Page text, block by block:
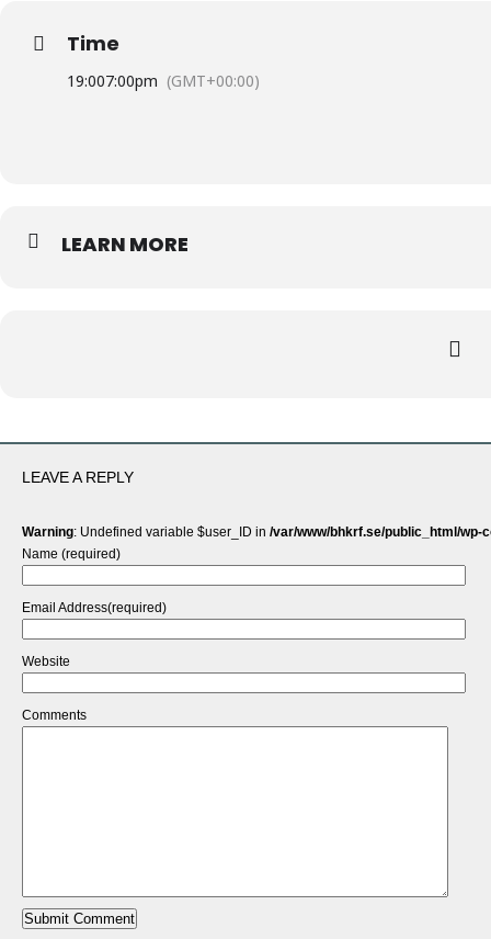
Time
19:007:00pm (GMT+00:00)
LEARN MORE
LEAVE A REPLY
Warning: Undefined variable $user_ID in /var/www/bhkrf.se/public_html/
Name (required)
Email Address(required)
Website
Comments